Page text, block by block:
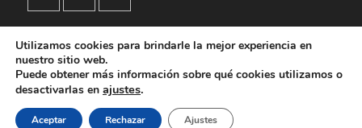
Quienes somos
Únete a la OCR Política de privacidad
Utilizamos cookies para brindarle la mejor experiencia en
nuestro sitio web.
Puede obtener más información sobre qué cookies utilizamos o
desactivarlas en ajustes.
Aceptar Rechazar Ajustes